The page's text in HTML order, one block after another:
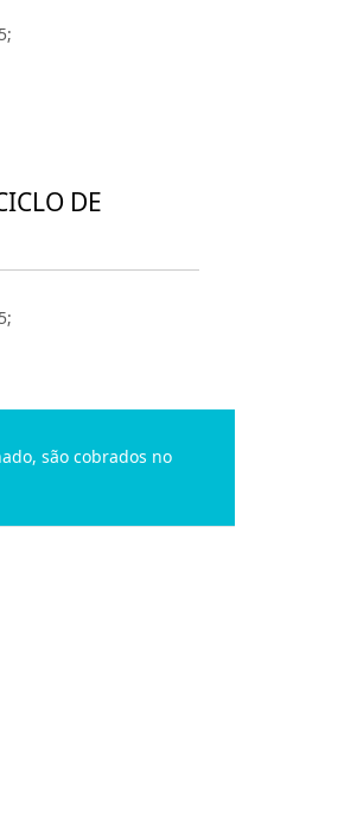
DE
são cobrados no